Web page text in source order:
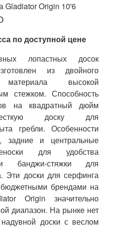
по доступной цене
лопастных досок
из двойного
материала высокой
стежком. Способность
на квадратный дюйм
доску для
гребли. Особенности
задние и центральные
для удобства
и банджи-стяжки для
Эти доски для серфинга
бюджетными брендами на
Origin значительно
диапазон. На рынке нет
доски с веслом